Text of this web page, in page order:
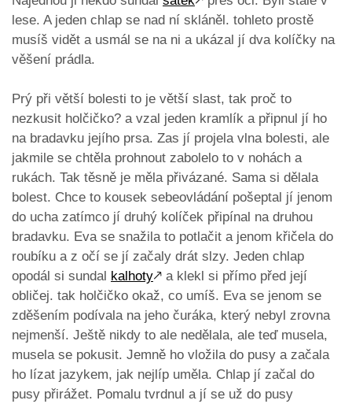
lese. A jeden chlap se nad ní skláněl. tohleto prostě
musíš vidět a usmál se na ni a ukázal jí dva kolíčky na
věšení prádla.
Prý při větší bolesti to je větší slast, tak proč to
nezkusit holčičko? a vzal jeden kramlík a připnul jí ho
na bradavku jejího prsa. Zas jí projela vlna bolesti, ale
jakmile se chtěla prohnout zabolelo to v nohách a
rukách. Tak těsně je měla přivázané. Sama si dělala
bolest. Chce to kousek sebeovládání pošeptal jí jenom
do ucha zatímco jí druhý kolíček připínal na druhou
bradavku. Eva se snažila to potlačit a jenom křičela do
roubíku a z očí se jí začaly drát slzy. Jeden chlap
opodál si sundal kalhoty🡕 a klekl si přímo před její
obličej. tak holčičko okaž, co umíš. Eva se jenom se
zděšením podívala na jeho čuráka, který nebyl zrovna
nejmenší. Ještě nikdy to ale nedělala, ale teď musela,
musela se pokusit. Jemně ho vložila do pusy a začala
ho lízat jazykem, jak nejlíp uměla. Chlap jí začal do
pusy přirážet. Pomalu tvrdnul a jí se už do pusy